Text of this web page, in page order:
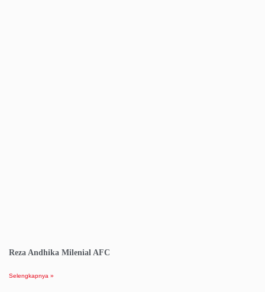
Reza Andhika Milenial AFC
Selengkapnya »